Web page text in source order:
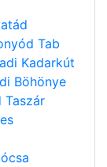
Tab
Kadarkút
Böhönye
Taszár